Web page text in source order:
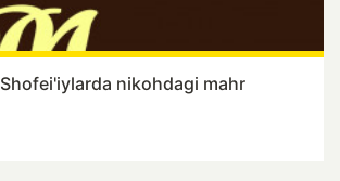
nikohdagi mahr